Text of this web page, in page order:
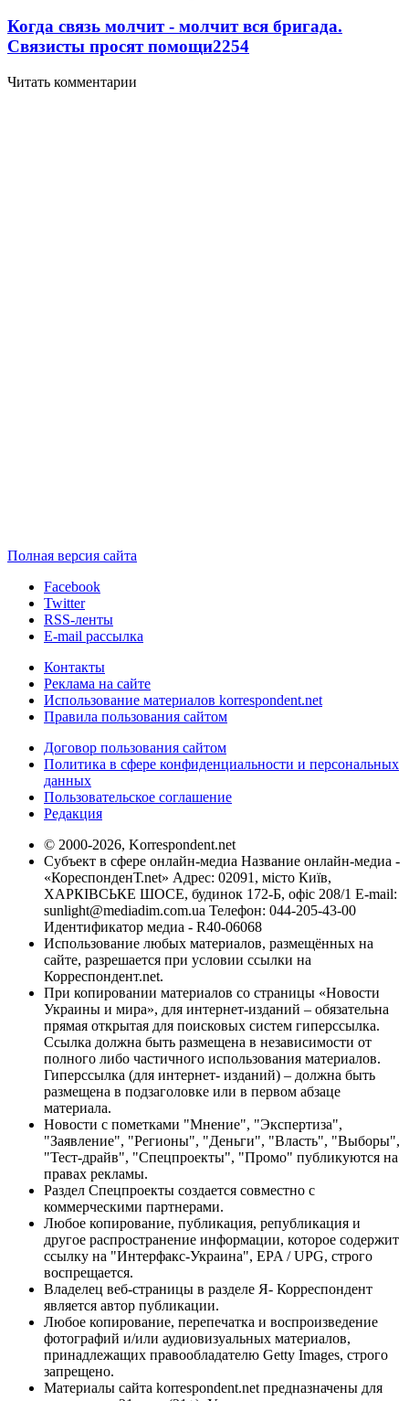
Когда связь молчит - молчит вся бригада.
Связисты просят помощи2254
Читать комментарии
Полная версия сайта
Facebook
Twitter
RSS-ленты
E-mail рассылка
Контакты
Реклама на сайте
Использование материалов korrespondent.net
Правила пользования сайтом
Договор пользования сайтом
Политика в сфере конфиденциальности и персональных
данных
Пользовательское соглашение
Редакция
© 2000-2026, Korrespondent.net
Субъект в сфере онлайн-медиа Название онлайн-медиа -
«КореспонденТ.net» Адрес: 02091, місто Київ,
ХАРКІВСЬКЕ ШОСЕ, будинок 172-Б, офіс 208/1 E-mail:
sunlight@mediadim.com.ua Телефон: 044-205-43-00
Идентификатор медиа - R40-06068
Использование любых материалов, размещённых на
сайте, разрешается при условии ссылки на
Корреспондент.net.
При копировании материалов со страницы «Новости
Украины и мира», для интернет-изданий – обязательна
прямая открытая для поисковых систем гиперссылка.
Ссылка должна быть размещена в независимости от
полного либо частичного использования материалов.
Гиперссылка (для интернет- изданий) – должна быть
размещена в подзаголовке или в первом абзаце
материала.
Новости с пометками "Мнение", "Экспертиза",
"Заявление", "Регионы", "Деньги", "Власть", "Выборы",
"Тест-драйв", "Спецпроекты", "Промо" публикуются на
правах рекламы.
Раздел Спецпроекты создается совместно с
коммерческими партнерами.
Любое копирование, публикация, републикация и
другое распространение информации, которое содержит
ссылку на "Интерфакс-Украина", EPA / UPG, строго
воспрещается.
Владелец веб-страницы в разделе Я- Корреспондент
является автор публикации.
Любое копирование, перепечатка и воспроизведение
фотографий и/или аудиовизуальных материалов,
принадлежащих правообладателю Getty Images, строго
запрещено.
Материалы сайта korrespondent.net предназначены для